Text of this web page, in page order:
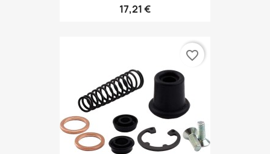
17,21 €
favorite_border